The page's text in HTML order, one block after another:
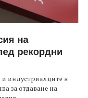
на
рекордни
индустриалците в
за отдаване на